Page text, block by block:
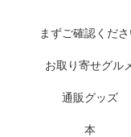
まずご確認くだ
お取り寄せグル
通販グッズ
本